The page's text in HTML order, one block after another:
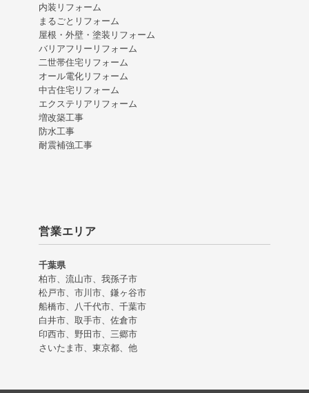
内装リフォーム
まるごとリフォーム
屋根・外壁・塗装リフォーム
バリアフリーリフォーム
二世帯住宅リフォーム
オール電化リフォーム
中古住宅リフォーム
エクステリアリフォーム
増改築工事
防水工事
耐震補強工事
営業エリア
千葉県
柏市、流山市、我孫子市
松戸市、市川市、鎌ヶ谷市
船橋市、八千代市、千葉市
白井市、取手市、佐倉市
印西市、野田市、三郷市
さいたま市、東京都、他